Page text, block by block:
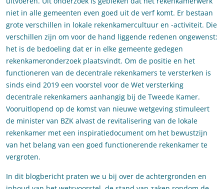
niet in alle gemeenten even goed uit de verf komt. Er bestaan
grote verschillen in lokale rekenkamercultuur en -activiteit. Die
verschillen zijn om voor de hand liggende redenen ongewenst:
het is de bedoeling dat er in elke gemeente gedegen
rekenkameronderzoek plaatsvindt. Om de positie en het
functioneren van de decentrale rekenkamers te versterken is
sinds eind 2019 een voorstel voor de Wet versterking
decentrale rekenkamers aanhangig bij de Tweede Kamer.
Vooruitlopend op de komst van nieuwe wetgeving stimuleert
de minister van BZK alvast de revitalisering van de lokale
rekenkamer met een inspiratiedocument om het bewustzijn
van het belang van een goed functionerende rekenkamer te
vergroten.
In dit blogbericht praten we u bij over de achtergronden en